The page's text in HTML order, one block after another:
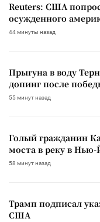
Reuters: США
осужденного
44 минуты назад
Прыгуна в воду
допинг после
55 минут назад
Голый гражданин
моста в реку в Нью-
58 минут назад
Трамп подписал
США